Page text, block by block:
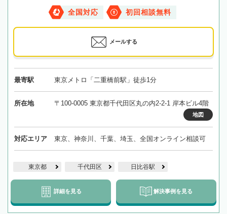
全国対応 初回相談無料
メールする
最寄駅 東京メトロ「二重橋前駅」徒歩1分
所在地 〒100-0005 東京都千代田区丸の内2-2-1 岸本ビル4階
地図
対応エリア 東京、神奈川、千葉、埼玉、全国オンライン相談可
東京都 千代田区 日比谷駅
詳細を見る 解決事例を見る